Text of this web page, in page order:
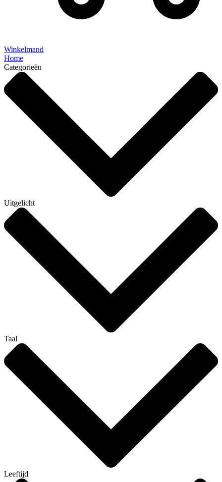
Winkelmand
Home
Categorieën
Uitgelicht
Taal
Leeftijd